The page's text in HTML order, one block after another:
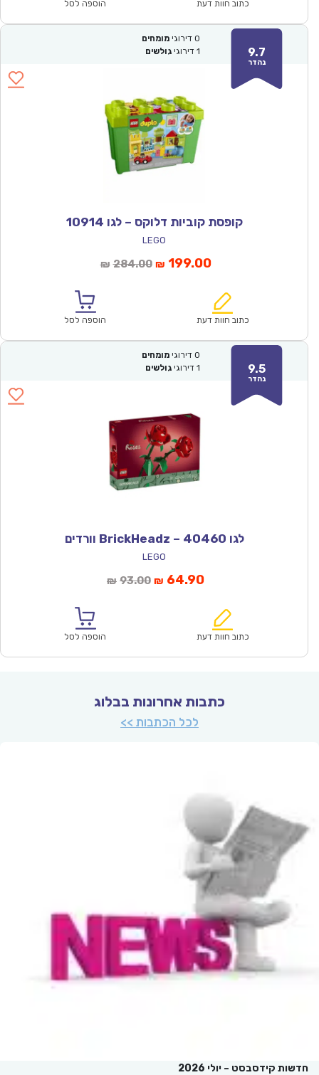
₪171.00.
כתוב חוות דעת הוספה לסל
9.7
נהדר
0 דירוגי מומחים
1 דירוגי גולשים
קופסת קוביות דלוקס – לגו 10914
LEGO
₪ 284.00המחיר
₪284.00.
₪ 199.00המחיר
הוא:
כתוב חוות דעת הוספה לסל
9.5
נהדר
0 דירוגי מומחים
1 דירוגי גולשים
לגו 40460 – BrickHeadz וורדים
LEGO
₪ 93.00המחיר
₪93.00.
₪ 64.90המחיר
הוא:
כתוב חוות דעת הוספה לסל
כתבות אחרונות בבלוג
לכל הכתבות >>
חדשות קידסבסט – יולי 2026